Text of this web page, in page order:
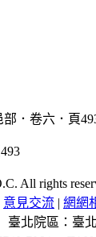
All rights
意見交流 | 網網
臺北院區：臺